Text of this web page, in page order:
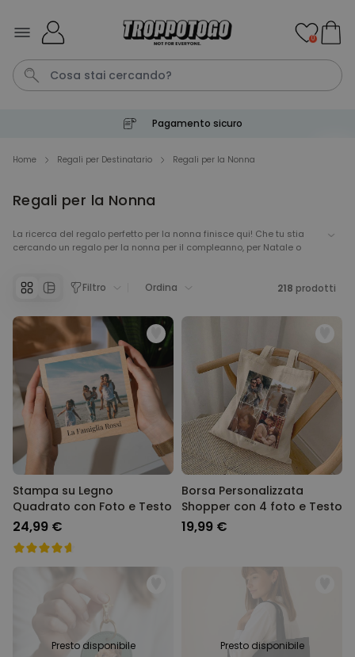
Personalizzabile
Personalizzato con Logo e
Faccia
Comprato
Grembiule Personalizzato
Master Barbecue con Foto
Comprato
più di 2.500
volte
29,99 €
Personalizzabile
Calzini Personalizzati con
Animale Domestico
Comprato
più di 14.000
volte
19,99 €
Bicchiere da Gin
Personalizzato con Testo
Personalizzabile
Copertina Personalizzata con
Faccia
Comprato
volte
39,99 €
0
Pagamento sicuro
Home Regali per Destinatario Regali per la Nonna
Regali per la Nonna
La ricerca del regalo perfetto per la nonna finisce qui! Che tu stia
cercando un regalo per la nonna per il compleanno, per Natale o
occhi. La nostra selezione ti aiuta a trovare esattamente il regalo
quanto tieni a lei!
Filtro Ordina 218 prodotti
Stampa su Legno
Quadrato con Foto e Testo
24,99 €
Borsa Personalizzata
Shopper con 4 foto e Testo
19,99 €
Presto disponibile Presto disponibile